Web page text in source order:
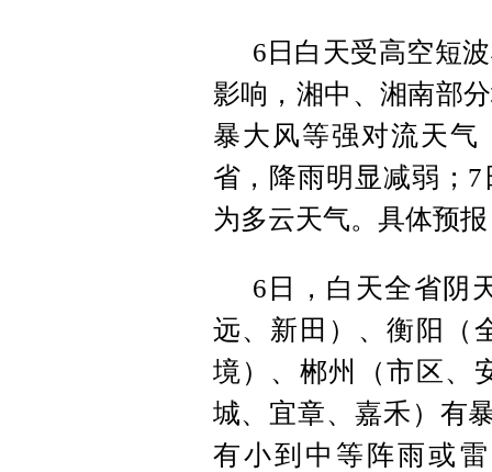
6日白天受高空短
影响，湘中、湘南部
暴大风等强对流天气
省，降雨明显减弱；
为多云天气。具体预
6日，白天全省阴
远、新田）、衡阳（
境）、郴州（市区、
城、宜章、嘉禾）有
有小到中等阵雨或